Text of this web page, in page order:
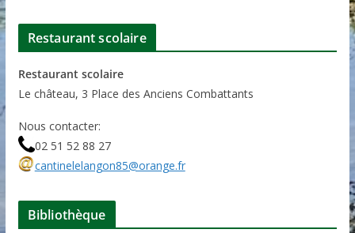
Restaurant scolaire
Restaurant scolaire
Le château, 3 Place des Anciens Combattants
Nous contacter:
02 51 52 88 27
cantinelelangon85@orange.fr
Bibliothèque